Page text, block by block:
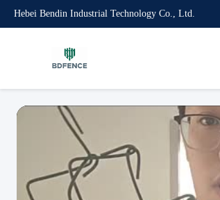
Hebei Bendin Industrial Technology Co., Ltd.